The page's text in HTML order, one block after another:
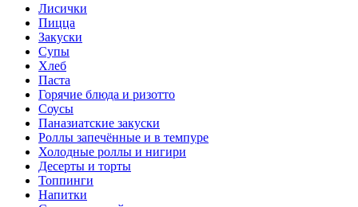
Лисички
Пицца
Закуски
Супы
Хлеб
Паста
Горячие блюда и ризотто
Соусы
Паназиатские закуски
Роллы запечённые и в темпуре
Холодные роллы и нигири
Десерты и торты
Топпинги
Напитки